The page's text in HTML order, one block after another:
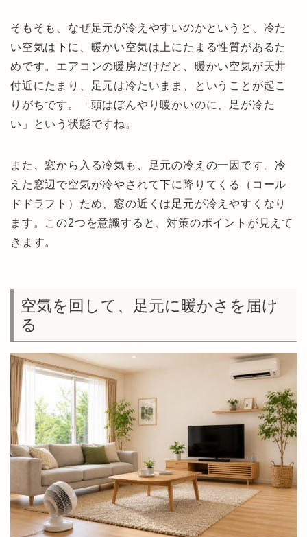
そもそも、なぜ足元が冷えやすいのかというと、冷た
い空気は下に、暖かい空気は上にたまる性質があるた
めです。エアコンの暖房だけだと、暖かい空気が天井
付近にたまり、足元は冷たいまま、ということが起こ
りがちです。「頭はぼんやり暖かいのに、足が冷た
い」という状態ですね。
また、窓から入る冷気も、足元の冷えの一因です。冷
えた窓辺で空気が冷やされて下に降りてくる（コール
ドドラフト）ため、窓の近くは足元が冷えやすくなり
ます。この2つを意識すると、対策のポイントが見えて
きます。
空気を回して、足元に暖かさを届け
る